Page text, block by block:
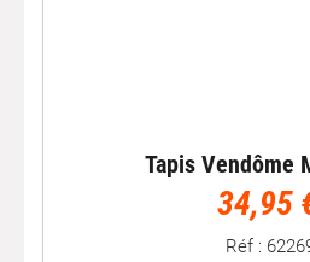
Tapis Vendôme
34,95
Réf :